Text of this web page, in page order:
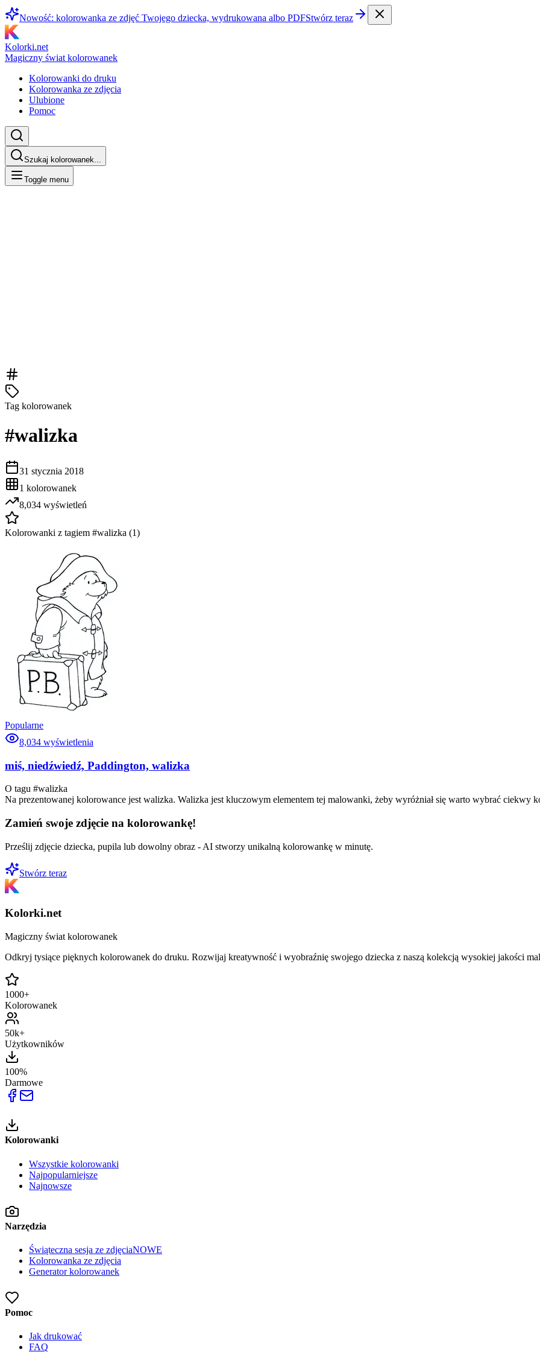
Nowość: kolorowanka ze zdjęć Twojego dziecka, wydrukowana albo PDFStwórz teraz
Kolorki.net
Magiczny świat kolorowanek
Kolorowanki do druku
Kolorowanka ze zdjęcia
Ulubione
Pomoc
Szukaj kolorowanek...
Toggle menu
Tag kolorowanek
#walizka
31 stycznia 2018
1 kolorowanek
8,034 wyświetleń
Kolorowanki z tagiem #walizka (1)
Popularne
8,034 wyświetlenia
miś, niedźwiedź, Paddington, walizka
O tagu #walizka
Na prezentowanej kolorowance jest walizka. Walizka jest kluczowym elementem tej malowanki, żeby wyróżniał się warto wybrać ciekwy
Zamień swoje zdjęcie na kolorowankę!
Prześlij zdjęcie dziecka, pupila lub dowolny obraz - AI stworzy unikalną kolorowankę w minutę.
Stwórz teraz
Kolorki.net
Magiczny świat kolorowanek
Odkryj tysiące pięknych kolorowanek do druku. Rozwijaj kreatywność i wyobraźnię swojego dziecka z naszą kolekcją wysokiej jakości
1000+
Kolorowanek
50k+
Użytkowników
100%
Darmowe
Kolorowanki
Wszystkie kolorowanki
Najpopularniejsze
Najnowsze
Narzędzia
Świąteczna sesja ze zdjęciaNOWE
Kolorowanka ze zdjęcia
Generator kolorowanek
Pomoc
Jak drukować
FAQ